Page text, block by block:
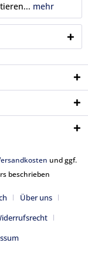
mehr
und ggf.
beschrieben
Über uns